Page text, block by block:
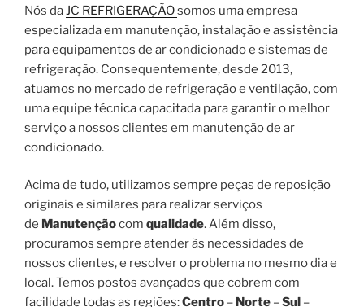
Nós daJC REFRIGERAÇÃOsomos uma empresa
especializada em manutenção, instalação e assistência
para equipamentos de ar condicionado e sistemas de
refrigeração. Consequentemente, desde 2013,
atuamos no mercado de refrigeração e ventilação, com
uma equipe técnica capacitada para garantir o melhor
serviço a nossos clientes em manutenção de ar
condicionado.
Acima de tudo, utilizamos sempre peças de reposição
originais e similares para realizar serviços
de Manutençãocom qualidade. Além disso,
procuramos sempre atender às necessidades de
nossos clientes, e resolver o problema no mesmo dia e
local. Temos postos avançados que cobrem com
facilidade todas as regiões:Centro – Norte –Sul –